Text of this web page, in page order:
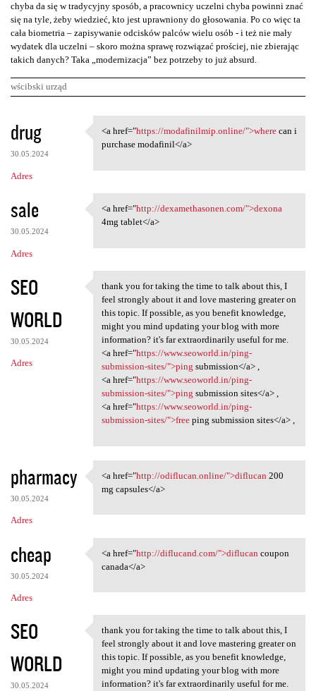
chyba da się w tradycyjny sposób, a pracownicy uczelni chyba powinni znać
się na tyle, żeby wiedzieć, kto jest uprawniony do głosowania. Po co więc ta
cała biometria – zapisywanie odcisków palców wielu osób - i też nie mały
wydatek dla uczelni – skoro można sprawę rozwiązać prościej, nie zbierając
takich danych? Taka „modernizacja” bez potrzeby to już absurd.
wścibski urząd
K
o
m
e
n
t
r
z
e
drug
30.05.2024
Adres
<a href="https://modafinilmip
<a href="https://modafinilmip.online/">wherecan i
purchase modafinil</a>
sale
30.05.2024
Adres
<a href="http:/
<a href="http://dexamethasonen.com/">dexona
4mg tablet</a>
SEO
WORLD
30.05.2024
Adres
thank you for taking the time
thank you for taking the time to talk about this, I
feel strongly about it and love mastering greater on
this topic. If possible, as you benefit knowledge,
might you mind updating your blog with more
information? it's far extraordinarily useful for me.
<a href="https://www.seoworld.in/ping-
submission-sites/">ping submission</a> ,
<a href="https://www.seoworld.in/ping-
submission-sites/">ping submission sites</a> ,
<a href="https://www.seoworld.in/ping-
submission-sites/">freeping submission sites</a> ,
pharmacy
30.05.2024
Adres
<a href="http://odiflucan
<a href="http://odiflucan.online/">diflucan 200
mg capsules</a>
cheap
30.05.2024
Adres
<a href="http://diflucand.com
<a href="http://diflucand.com/">diflucan coupon
canada</a>
SEO
WORLD
30.05.2024
thank you for taking the time
thank you for taking the time to talk about this, I
feel strongly about it and love mastering greater on
this topic. If possible, as you benefit knowledge,
might you mind updating your blog with more
information? it's far extraordinarily useful for me.